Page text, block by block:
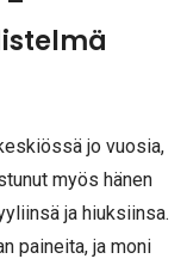
jo vuosia,
myös hänen
ja hiuksiinsa.
paineita, ja moni